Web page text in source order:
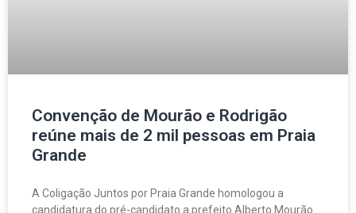
Convenção de Mourão e Rodrigão
reúne mais de 2 mil pessoas em Praia
Grande
A Coligação Juntos por Praia Grande homologou a
candidatura do pré-candidato a prefeito Alberto Mourão